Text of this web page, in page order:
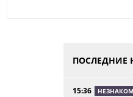
ПОСЛЕДНИЕ
15:36